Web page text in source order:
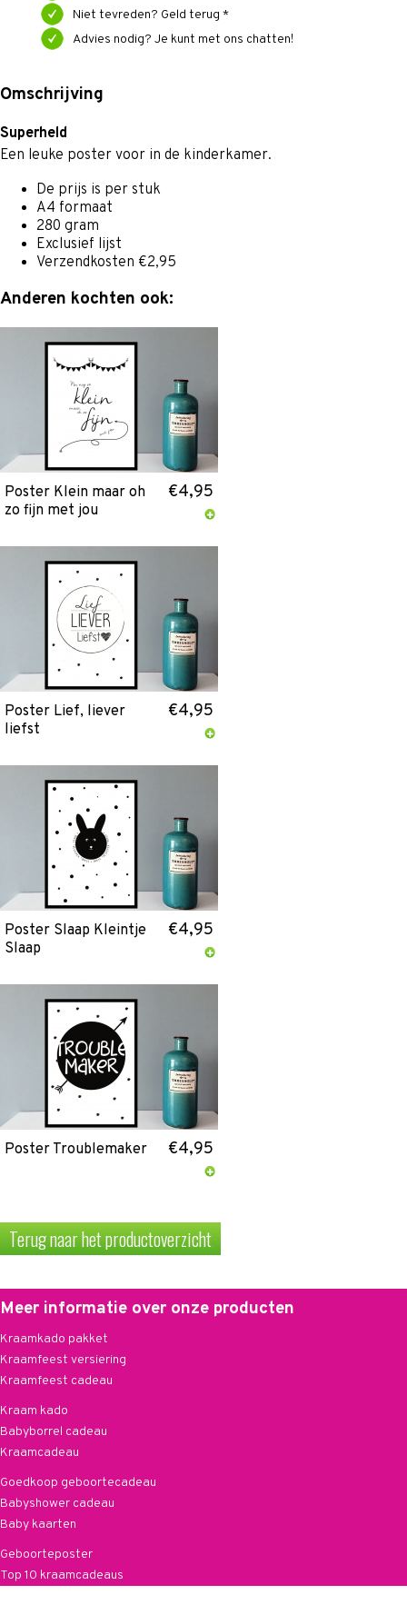
Niet tevreden? Geld terug *
Advies nodig? Je kunt met ons chatten!
Omschrijving
Superheld
Een leuke poster voor in de kinderkamer.
De prijs is per stuk
A4 formaat
280 gram
Exclusief lijst
Verzendkosten €2,95
Anderen kochten ook:
Poster Klein maar oh
zo fijn met jou
€4,95
Poster Lief, liever
liefst
€4,95
Poster Slaap Kleintje
Slaap
€4,95
Poster Troublemaker €4,95
Terug naar het productoverzicht
Meer informatie over onze producten
Kraamkado pakket
Kraamfeest versiering
Kraamfeest cadeau
Kraam kado
Babyborrel cadeau
Kraamcadeau
Goedkoop geboortecadeau
Babyshower cadeau
Baby kaarten
Geboorteposter
Top 10 kraamcadeaus